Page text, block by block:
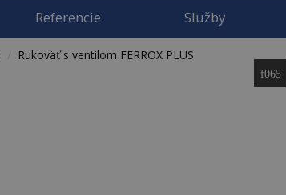
Referencie Služby
Rukoväť s ventilom FERROX PLUS